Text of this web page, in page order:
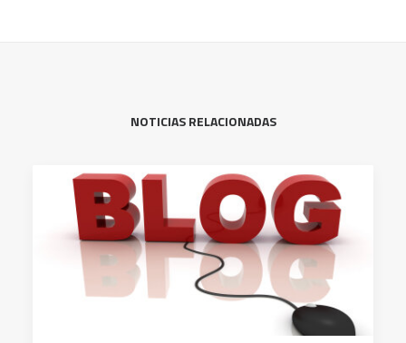
NOTICIAS RELACIONADAS